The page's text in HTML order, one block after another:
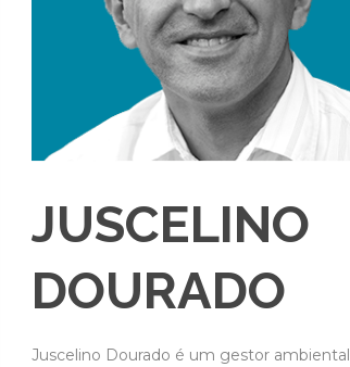
JUSCELINO
DOURADO
Juscelino Dourado é um gestor ambiental